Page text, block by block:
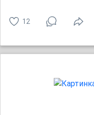
12